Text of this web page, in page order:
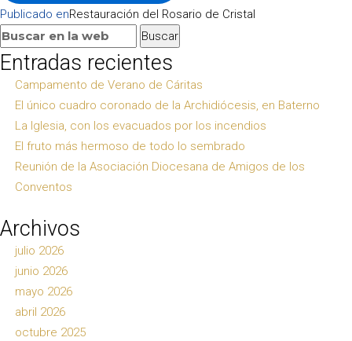
Navegación
de
entradas
Publicado enRestauración del Rosario de Cristal
Buscar:
Buscar
Entradas recientes
Campamento de Verano de Cáritas
El único cuadro coronado de la Archidiócesis, en Baterno
La Iglesia, con los evacuados por los incendios
El fruto más hermoso de todo lo sembrado
Reunión de la Asociación Diocesana de Amigos de los
Conventos
Archivos
julio 2026
junio 2026
mayo 2026
abril 2026
octubre 2025